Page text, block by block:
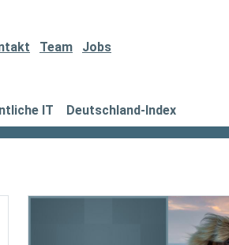
Team Jobs
IT Deutschland-Index